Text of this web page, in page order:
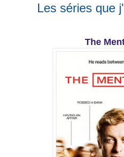
Les séries que
The